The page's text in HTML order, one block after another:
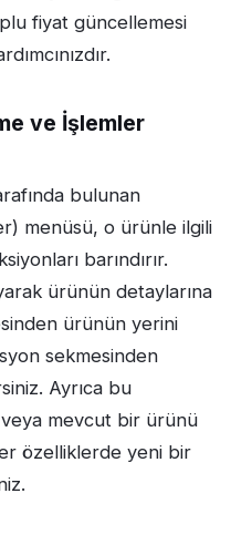
fiyat güncellemesi
ve İşlemler
bulunan
menüsü, o ürünle ilgili
barındırır.
ürünün detaylarına
ürünün yerini
sekmesinden
Ayrıca bu
mevcut bir ürünü
özelliklerde yeni bir